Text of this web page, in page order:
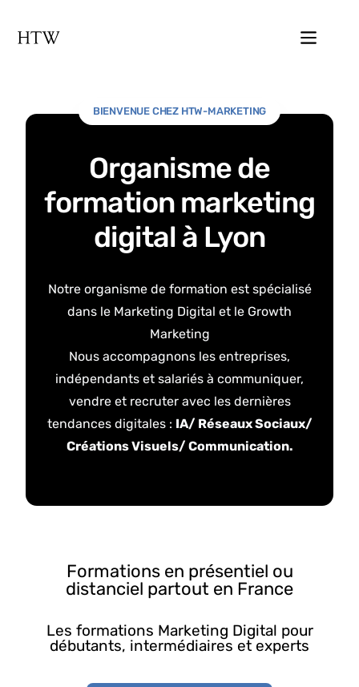
BIENVENUE CHEZ HTW-MARKETING
Organisme de
formation marketing
digital à Lyon
Notre organisme de formation est spécialisé
dans le Marketing Digital et le Growth
Marketing
Nous accompagnons les entreprises,
indépendants et salariés à communiquer,
vendre et recruter avec les dernières
tendances digitales : IA/ Réseaux Sociaux/
Créations Visuels/ Communication.
Formations en présentiel ou
distanciel partout en France
Les formations Marketing Digital pour
débutants, intermédiaires et experts